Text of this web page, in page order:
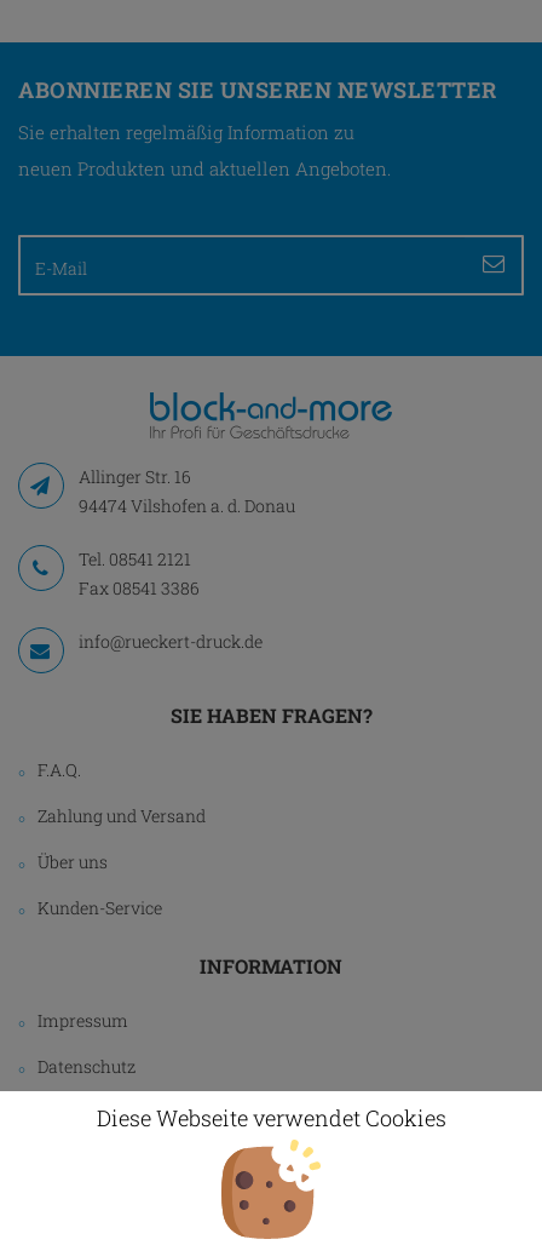
Diese Webseite verwendet Cookies
ABONNIEREN SIE UNSEREN NEWSLETTER
Sie erhalten regelmäßig Information zu
neuen Produkten und aktuellen Angeboten.
Allinger Str. 16
94474 Vilshofen a. d. Donau
Tel. 08541 2121
Fax 08541 3386
info@rueckert-druck.de
SIE HABEN FRAGEN?
F.A.Q.
Zahlung und Versand
Über uns
Kunden-Service
INFORMATION
Impressum
Datenschutz